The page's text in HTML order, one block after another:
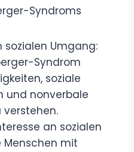
sozialen Umgang:
Syndrom
soziale
und nonverbale
verstehen.
an sozialen
Menschen mit